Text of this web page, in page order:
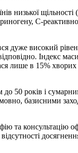
низької
С-
дуже високий
Індекс
лише в 15% хворих
до 50 років і
базисними
та консультацію